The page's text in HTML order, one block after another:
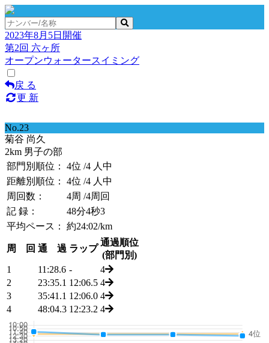
2023年8月5日開催
第2回 六ヶ所
オープンウォータースイミング
戻 る
更 新
No.23
菊谷 尚久
2km 男子の部
部門別順位：
4位 /4 人中
距離別順位：
4位 /4 人中
周回数：
4周 /4周回
記 録：
48分4秒3
平均ペース：
約24:02/km
周 回 通 過 ラップ
通過順位
(部門別)
1
11:28.6 -
4
2
23:35.1 12:06.5 4
3
35:41.1 12:06.0 4
4
48:04.3 12:23.2 4